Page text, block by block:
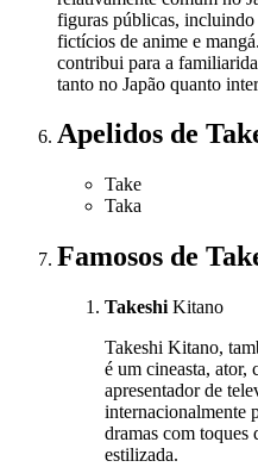
figuras públicas, incluindo
fictícios de anime e
contribui para a
tanto no Japão quanto
Apelidos de
Take
Taka
Famosos de
Takeshi Kitano
Takeshi Kitano,
é um cineasta, ator,
apresentador de
internacionalmente
dramas com toques
estilizada.